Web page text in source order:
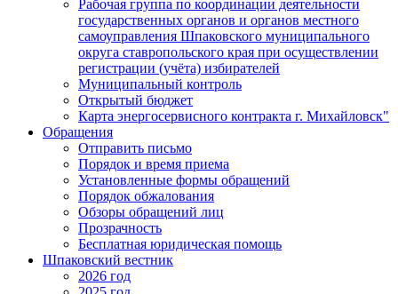
Рабочая группа по координации деятельности
государственных органов и органов местного
самоуправления Шпаковского муниципального
округа ставропольского края при осуществлении
регистрации (учёта) избирателей
Муниципальный контроль
Открытый бюджет
Карта энергосервисного контракта г. Михайловск"
Обращения
Отправить письмо
Порядок и время приема
Установленные формы обращений
Порядок обжалования
Обзоры обращений лиц
Прозрачность
Бесплатная юридическая помощь
Шпаковский вестник
2026 год